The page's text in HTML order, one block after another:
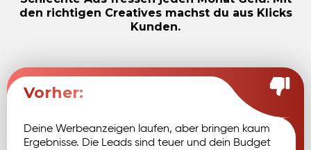
den richtigen Creatives machst du aus Klicks
Kunden.
Vorher:
Deine Werbeanzeigen laufen, aber bringen kaum
Ergebnisse. Die Leads sind teuer und dein Budget